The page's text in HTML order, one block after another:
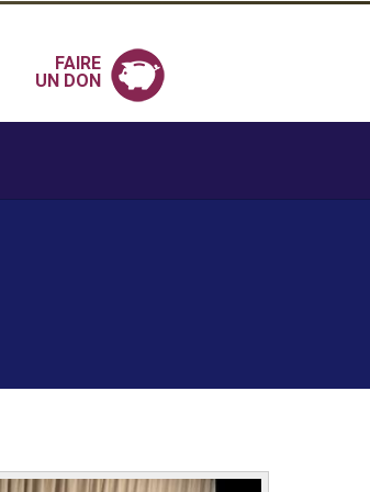
FAIRE
UN DON